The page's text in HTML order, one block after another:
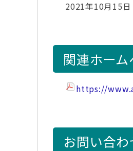
2021年10月15日
関連ホーム
https://
お問い合わ